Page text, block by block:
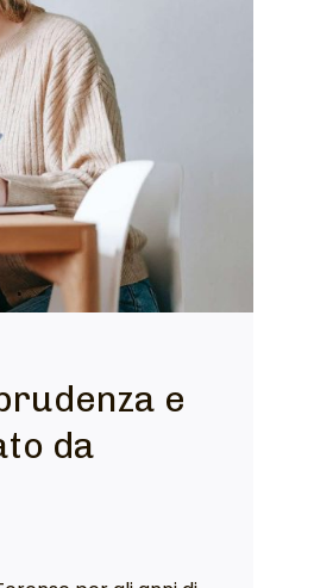
e
da